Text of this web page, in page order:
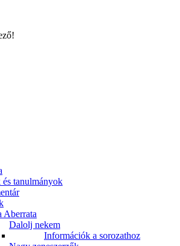
és tanulmányok
Aberrata
Dalolj nekem
Információk a sorozathoz